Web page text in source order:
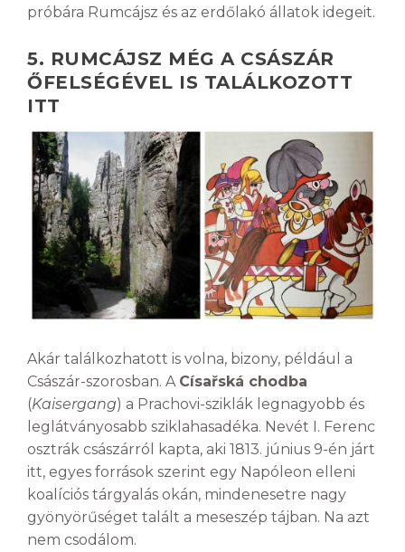
próbára Rumcájsz és az erdőlakó állatok idegeit.
5. RUMCÁJSZ MÉG A CSÁSZÁR
ŐFELSÉGÉVEL IS TALÁLKOZOTT
ITT
Akár találkozhatott is volna, bizony, például a
Császár-szorosban. A Císařská chodba
(Kaisergang) a Prachovi-sziklák legnagyobb és
leglátványosabb sziklahasadéka. Nevét I. Ferenc
osztrák császárról kapta, aki 1813. június 9-én járt
itt, egyes források szerint egy Napóleon elleni
koalíciós tárgyalás okán, mindenesetre nagy
gyönyörűséget talált a meseszép tájban. Na azt
nem csodálom.